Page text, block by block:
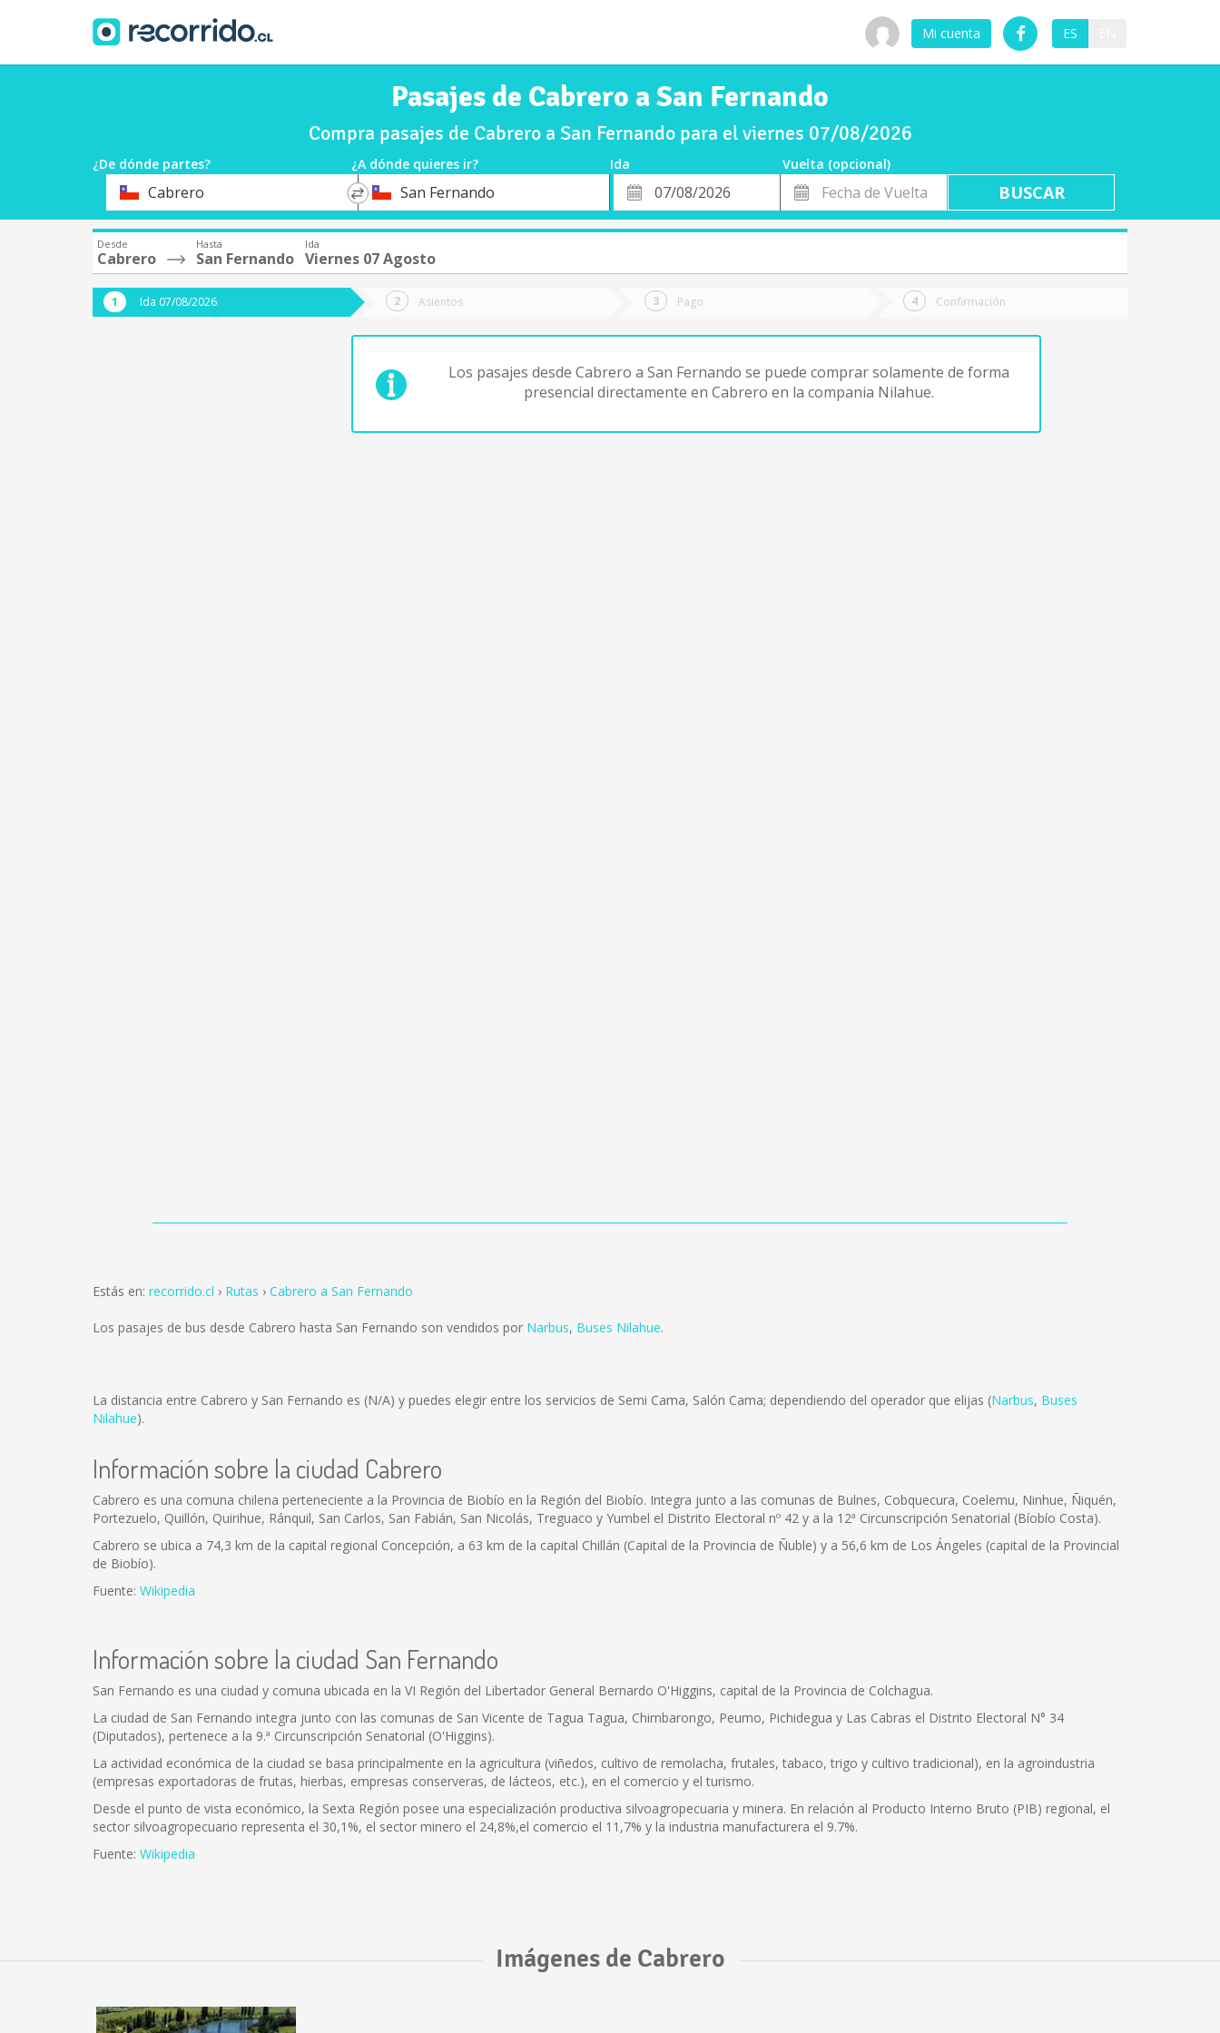
Mi cuenta ES
Pasajes de Cabrero a San Fernando
Compra pasajes de Cabrero a San Fernando para el viernes 07/08/2026
¿De dónde partes? ¿A dónde quieres ir? Ida
Vuelta (opcional)
OrigenCabrero
*
DestinoSan Fernando
Fecha
de
Fecha
de
Vuelta
Desde
Cabrero
Hasta
San Fernando
Ida
Viernes 07 Agosto
Ida 07/08/2026 Asientos Pago Confirmación
Los pasajes desde Cabrero a San Fernando se puede comprar solamente de forma
presencial directamente en Cabrero en la compania Nilahue.
Estás en: recorrido.cl Rutas Cabrero a San Fernando
Los pasajes de bus desde Cabrero hasta San Fernando son vendidos por Narbus, Buses Nilahue.
La distancia entre Cabrero y San Fernando es (N/A) y puedes elegir entre los servicios de Semi Cama, Salón Cama; dependiendo del operador que elijas (Narbus, Buses
Nilahue).
Información sobre la ciudad Cabrero
Cabrero es una comuna chilena perteneciente a la Provincia de Biobío en la Región del Biobío. Integra junto a las comunas de Bulnes, Cobquecura, Coelemu, Ninhue, Ñiquén,
Portezuelo, Quillón, Quirihue, Ránquil, San Carlos, San Fabián, San Nicolás, Treguaco y Yumbel el Distrito Electoral nº 42 y a la 12ª Circunscripción Senatorial (Bíobío Costa).
Cabrero se ubica a 74,3 km de la capital regional Concepción, a 63 km de la capital Chillán (Capital de la Provincia de Ñuble) y a 56,6 km de Los Ángeles (capital de la Provincial
de Biobío).
Fuente: Wikipedia
Información sobre la ciudad San Fernando
San Fernando es una ciudad y comuna ubicada en la VI Región del Libertador General Bernardo O'Higgins, capital de la Provincia de Colchagua.
La ciudad de San Fernando integra junto con las comunas de San Vicente de Tagua Tagua, Chimbarongo, Peumo, Pichidegua y Las Cabras el Distrito Electoral N° 34
(Diputados), pertenece a la 9.ª Circunscripción Senatorial (O'Higgins).
La actividad económica de la ciudad se basa principalmente en la agricultura (viñedos, cultivo de remolacha, frutales, tabaco, trigo y cultivo tradicional), en la agroindustria
(empresas exportadoras de frutas, hierbas, empresas conserveras, de lácteos, etc.), en el comercio y el turismo.
Desde el punto de vista económico, la Sexta Región posee una especialización productiva silvoagropecuaria y minera. En relación al Producto Interno Bruto (PIB) regional, el
sector silvoagropecuario representa el 30,1%, el sector minero el 24,8%,el comercio el 11,7% y la industria manufacturera el 9.7%.
Fuente: Wikipedia
Imágenes de Cabrero